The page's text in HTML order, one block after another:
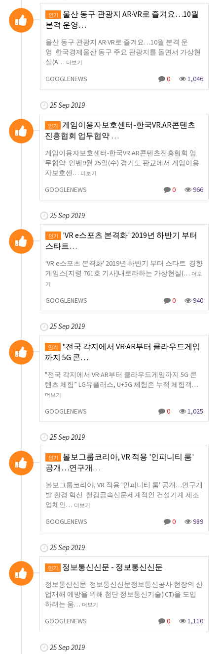
인기
울산 동구 관광지 AR·VR로 즐겨요…10월
본격 운영…
울산 동구 관광지 AR·VR로 즐겨요…10월 본격 운
영 한국경제울산 동구 주요 관광지를 돌면서 가상현
실(A… 더보기
GOOGLENEWS 0 1,046
25 Sep 2019
인기
게임이용자보호센터-한국VR.AR콘텐츠
진흥협회 업무협약 …
게임이용자보호센터-한국VR.AR콘텐츠진흥협회 업
무협약 인벤9월 25일(수) 경기도 판교에서 게임이용
자보호센… 더보기
GOOGLENEWS 0 966
25 Sep 2019
인기
'VR e스포츠 본격화' 2019년 하반기 부터
스타트…
'VR e스포츠 본격화' 2019년 하반기 부터 스타트 경향
게임스[지령 761호 기사]내로라하는 가상현실(… 더보
기
GOOGLENEWS 0 940
25 Sep 2019
인기
"전국 각지에서 VR·AR부터 클라우드게임
까지 5G 콘…
"전국 각지에서 VR·AR부터 클라우드게임까지 5G 콘
텐츠 체험” LG유플러스, U+5G 체험존 누적 체험객…
더보기
GOOGLENEWS 0 1,025
25 Sep 2019
인기
볼보그룹코리아, VR 적용 '인피니티 룸'
공개…연구개…
볼보그룹코리아, VR 적용 '인피니티 룸' 공개…연구개
발 환경 혁신 철강금속신문세계적인 건설기계 제조
업체인… 더보기
GOOGLENEWS 0 989
25 Sep 2019
인기 정보통신신문 - 정보통신신문
정보통신신문 정보통신신문정보통신공사 현장의 산
업재해 예방을 위해 첨단 정보통신기술(ICT)을 도입
하려는 움… 더보기
GOOGLENEWS 0 1,110
25 Sep 2019